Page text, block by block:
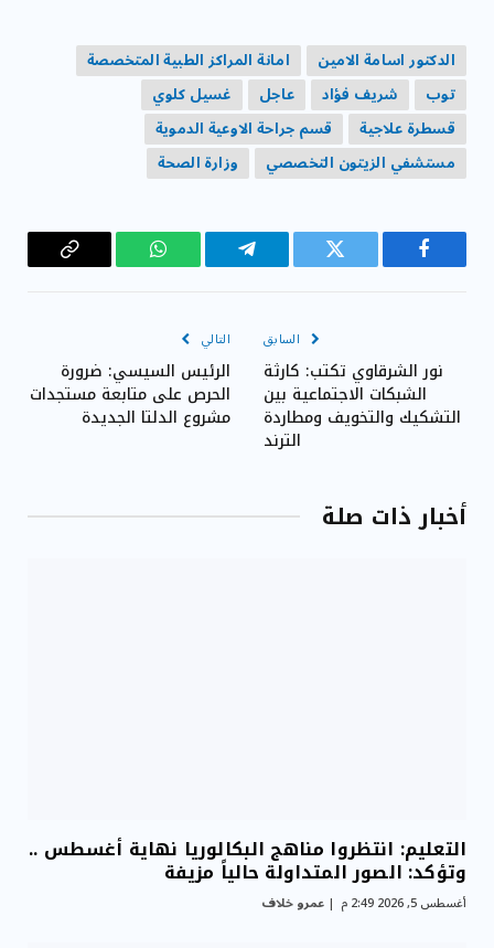
الدكتور اسامة الامين
امانة المراكز الطبية المتخصصة
توب
شريف فؤاد عاجل
غسيل كلوي
قسطرة علاجية
قسم جراحة الاوعية الدموية
مستشفي الزيتون التخصصي
وزارة الصحة
فيسبوك تويتر تيلقرام واتساب
Copy
السابق
نور الشرقاوي تكتب: كارثة
الشبكات الاجتماعية بين
التشكيك والتخويف ومطاردة
الترند
التالي
الرئيس السيسي: ضرورة
الحرص على متابعة مستجدات
مشروع الدلتا الجديدة
أخبار ذات صلة
التعليم: انتظروا مناهج البكالوريا نهاية أغسطس ..
وتؤكد: الصور المتداولة حالياً مزيفة
أغسطس 5, 2026 2:49 م عمرو خلاف